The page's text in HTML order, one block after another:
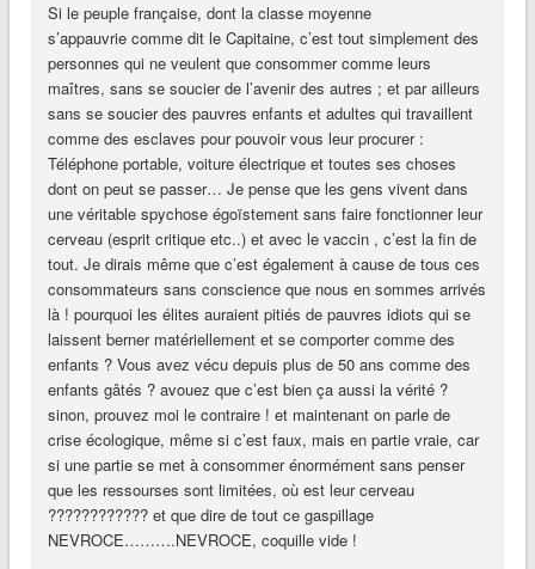
Si le peuple française, dont la classe moyenne
s’appauvrie comme dit le Capitaine, c’est tout simplement des
personnes qui ne veulent que consommer comme leurs
maîtres, sans se soucier de l’avenir des autres ; et par ailleurs
sans se soucier des pauvres enfants et adultes qui travaillent
comme des esclaves pour pouvoir vous leur procurer :
Téléphone portable, voiture électrique et toutes ses choses
dont on peut se passer… Je pense que les gens vivent dans
une véritable spychose égoïstement sans faire fonctionner leur
cerveau (esprit critique etc..) et avec le vaccin , c’est la fin de
tout. Je dirais même que c’est également à cause de tous ces
consommateurs sans conscience que nous en sommes arrivés
là ! pourquoi les élites auraient pitiés de pauvres idiots qui se
laissent berner matériellement et se comporter comme des
enfants ? Vous avez vécu depuis plus de 50 ans comme des
enfants gâtés ? avouez que c’est bien ça aussi la vérité ?
sinon, prouvez moi le contraire ! et maintenant on parle de
crise écologique, même si c’est faux, mais en partie vraie, car
si une partie se met à consommer énormément sans penser
que les ressourses sont limitées, où est leur cerveau
???????????? et que dire de tout ce gaspillage
NEVROCE……….NEVROCE, coquille vide !